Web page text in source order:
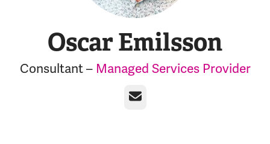
Oscar Emilsson
Consultant – Managed Services Provider
E-post